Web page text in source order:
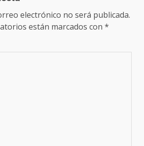
electrónico no será publicada.
están marcados con *